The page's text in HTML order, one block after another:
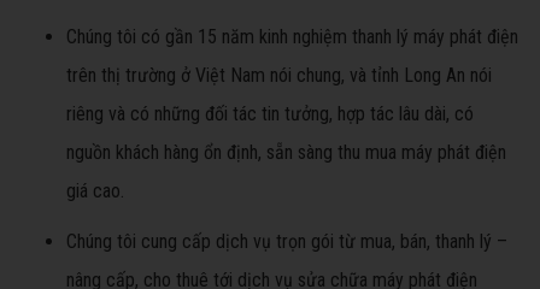
Chúng tôi có gần 15 năm kinh nghiệm thanh lý máy phát điện
trên thị trường ở Việt Nam nói chung, và tỉnh Long An nói
riêng và có những đối tác tin tưởng, hợp tác lâu dài, có
nguồn khách hàng ổn định, sẵn sàng thu mua máy phát điện
giá cao.
Chúng tôi cung cấp dịch vụ trọn gói từ mua, bán, thanh lý –
nâng cấp, cho thuê tới dịch vụ sửa chữa máy phát điện